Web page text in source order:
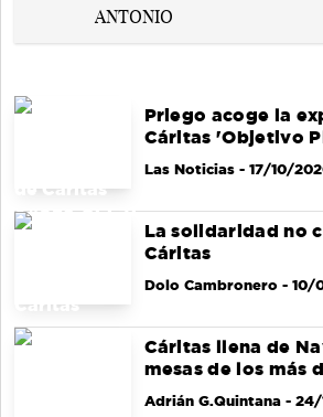
Priego acoge la
Cáritas 'Objetivo
Las Noticias- 17/10/
La solidaridad no
Cáritas
Dolo Cambronero- 10/
Cáritas llena de
mesas de los más
Adrián G.Quintana- 24/